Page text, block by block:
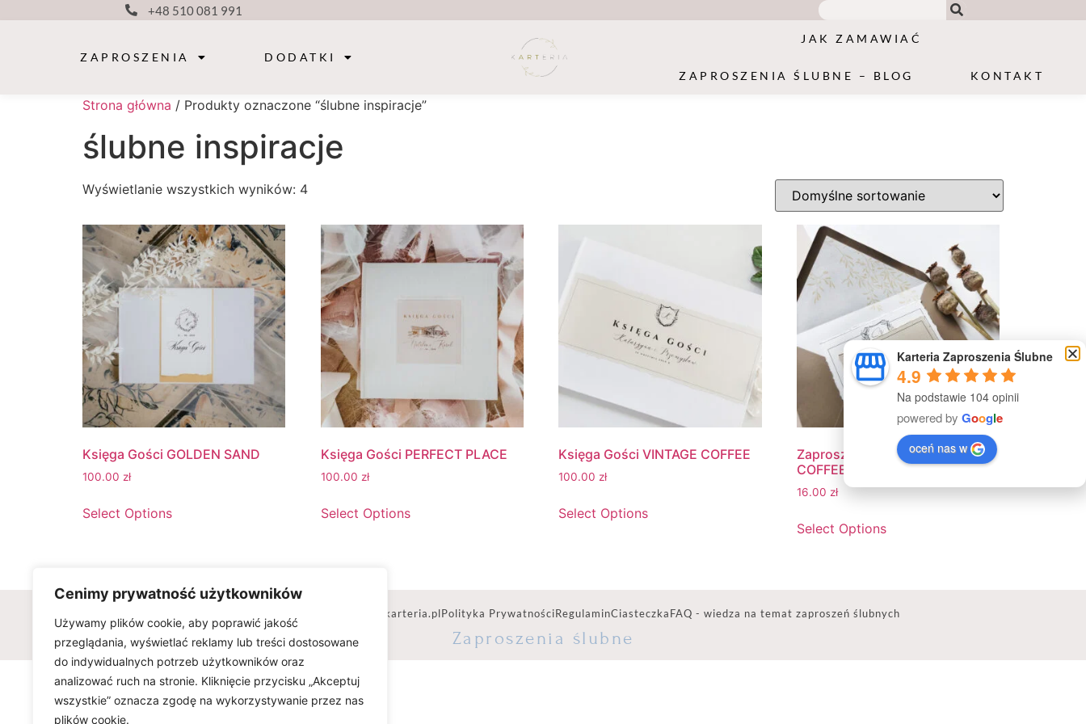
Cenimy prywatność użytkowników
Używamy plików cookie, aby poprawić jakość
przeglądania, wyświetlać reklamy lub treści dostosowane
do indywidualnych potrzeb użytkowników oraz
analizować ruch na stronie. Kliknięcie przycisku „Akceptuj
wszystkie” oznacza zgodę na wykorzystywanie przez nas
plików cookie.
+48 510 081 991
ZAPROSZENIA DODATKI
JAK ZAMAWIAĆ
ZAPROSZENIA ŚLUBNE – BLOG KONTAKT
Strona główna / Produkty oznaczone “ślubne inspiracje”
ślubne inspiracje
Wyświetlanie wszystkich wyników: 4
Księga Gości GOLDEN SAND
100.00 zł
Select Options
Księga Gości PERFECT PLACE
100.00 zł
Select Options
Księga Gości VINTAGE COFFEE
100.00zł
Select Options
Zaproszenia Ślubne VINTAGE
COFFEE
16.00zł
Select Options
Wszelkie prawa zastrzeżone © www.karteria.plPolityka PrywatnościRegulaminCiasteczkaFAQ - wiedza na temat zaproszeń ślubnych
Zaproszenia ślubne
Karteria Zaproszenia Ślubne
4.9
Na podstawie 104 opinii
powered by Google
oceń nas w